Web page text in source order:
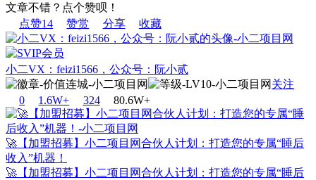
文章不错？点个赞呗！
点赞14 赞赏 分享 收藏
小二VX：feizi1566，公众号：阮小贰
关注
0
1.6W+ 324 80.6W+
🚀【加盟招募】小二项目网合伙人计划：打造您的专属“睡后
收入”机器！
🚀【加盟招募】小二项目网合伙人计划：打造您的专属“睡后